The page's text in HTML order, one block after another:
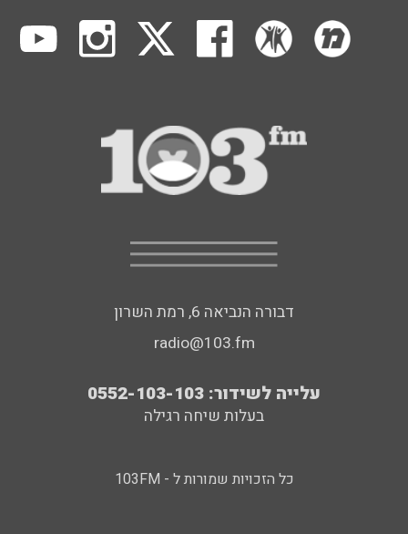
דבורה הנביאה 6, רמת השרון
radio@103.fm
עלייה לשידור: 0552-103-103
בעלות שיחה רגילה
כל הזכויות שמורות ל - 103FM